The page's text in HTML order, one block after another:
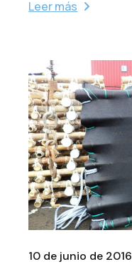
Leer más
10 de junio de 2016